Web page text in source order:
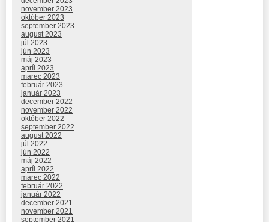
november 2023
október 2023
september 2023
august 2023
júl 2023
jún 2023
máj 2023
apríl 2023
marec 2023
február 2023
január 2023
december 2022
november 2022
október 2022
september 2022
august 2022
júl 2022
jún 2022
máj 2022
apríl 2022
marec 2022
február 2022
január 2022
december 2021
november 2021
september 2021